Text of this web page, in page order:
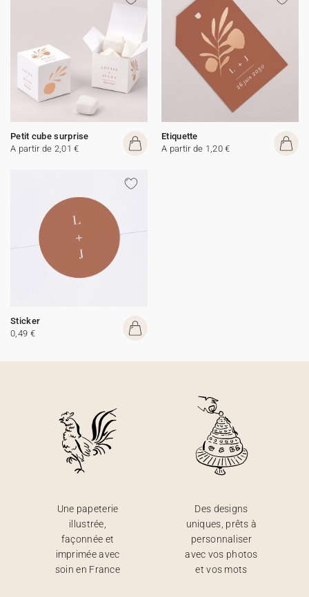
Petit cube surprise
A partir de 2,01 €
Etiquette
A partir de 1,20 €
Sticker
0,49 €
Une papeterie
illustrée,
façonnée et
imprimée avec
soin en France
Des designs
uniques, prêts à
personnaliser
avec vos photos
et vos mots